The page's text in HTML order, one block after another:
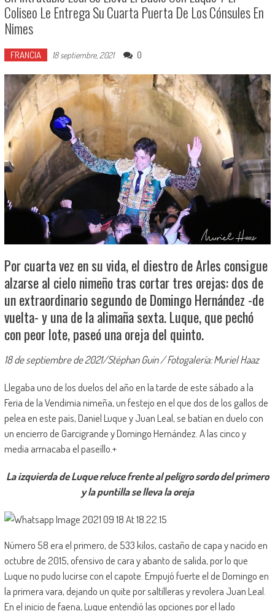
Coliseo Le Entrega Su Cuarta Puerta De Los Cónsules En
Nimes
FRANCIA 18 septiembre, 2021 0
Por cuarta vez en su vida, el diestro de Arles consigue
alzarse al cielo nimeño tras cortar tres orejas: dos de
un extraordinario segundo de Domingo Hernández -de
vuelta- y una de la alimaña sexta. Luque, que pechó
con peor lote, paseó una oreja del quinto.
18 de septiembre de 2021/Stéphan Guin / Fotogalería: Muriel Haaz
Llegaba uno de los duelos del año en la tarde de este sábado a la
Feria de la Vendimia nimeña, un festejo en el que dos de los gallos de
pelea en este país, Daniel Luque y Juan Leal, se batían en duelo con
un encierro de Garcigrande y Domingo Hernández. A las cinco y
media arrnacaba el paseíllo.+
La izquierda de Luque reluce frente al peligro sordo del primero
y la puntilla se lleva la oreja
Número 58 era el primero, de 533 kilos, castaño de capa y nacido en
octubre de 2015, ofensivo de cara y abanto de salida, por lo que
Luque no pudo lucirse con el capote. Empujó fuerte el de Domingo en
la primera vara, dejando un quite por saltilleras y revolera Juan Leal.
En el inicio de faena, Luque entendió las opciones por el lado